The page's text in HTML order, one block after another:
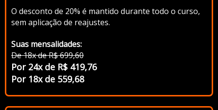
O desconto de 20% é mantido durante todo o curso,
sem aplicação de reajustes.
Suas mensalidades:
De 18x de R$ 69 9,60
Por 24x de R$ 419,76
Por 18x de 559,68